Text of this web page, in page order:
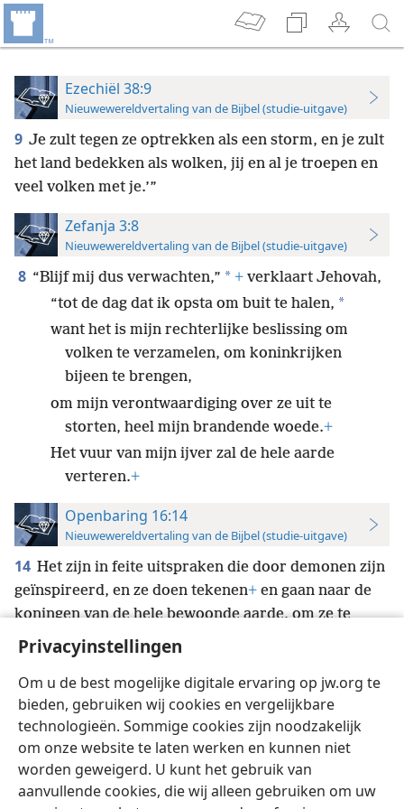
Privacyinstellingen
Om u de best mogelijke digitale ervaring op jw.org te
bieden, gebruiken wij cookies en vergelijkbare
technologieën. Sommige cookies zijn noodzakelijk
om onze website te laten werken en kunnen niet
worden geweigerd. U kunt het gebruik van
aanvullende cookies, die wij alleen gebruiken om uw
Ezechiël 38:9
Nieuwewereldvertaling van de Bijbel (studie-uitgave)
9 Je zult tegen ze optrekken als een storm, en je zult
het land bedekken als wolken, jij en al je troepen en
veel volken met je.’”
Zefanja 3:8
Nieuwewereldvertaling van de Bijbel (studie-uitgave)
8 “Blijf mij dus verwachten,” * + verklaart Jehovah,
“tot de dag dat ik opsta om buit te halen, *
want het is mijn rechterlijke beslissing om
volken te verzamelen, om koninkrijken
bijeen te brengen,
om mijn verontwaardiging over ze uit te
storten, heel mijn brandende woede.+
Het vuur van mijn ijver zal de hele aarde
verteren.+
Openbaring 16:14
Nieuwewereldvertaling van de Bijbel (studie-uitgave)
14 Het zijn in feite uitspraken die door demonen zijn
geïnspireerd, en ze doen tekenen+ en gaan naar de
koningen van de hele bewoonde aarde, om ze te
verzamelen voor de oorlog
God de Almachtige.+
Nederlands Instellingen
Copyright© 2026 Watch Tower Bible and Tract Society of Pennsylvania